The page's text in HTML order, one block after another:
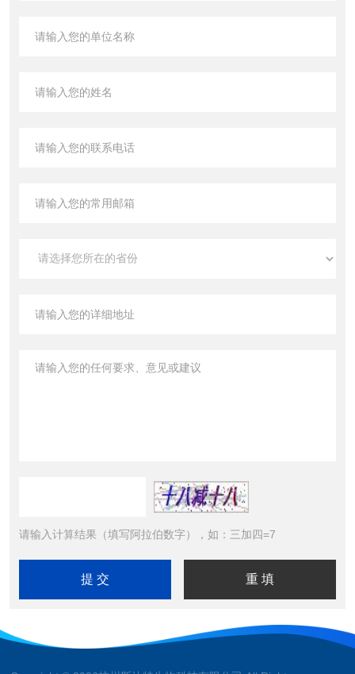
请输入计算结果（填写阿拉伯数字），如：三加四=7